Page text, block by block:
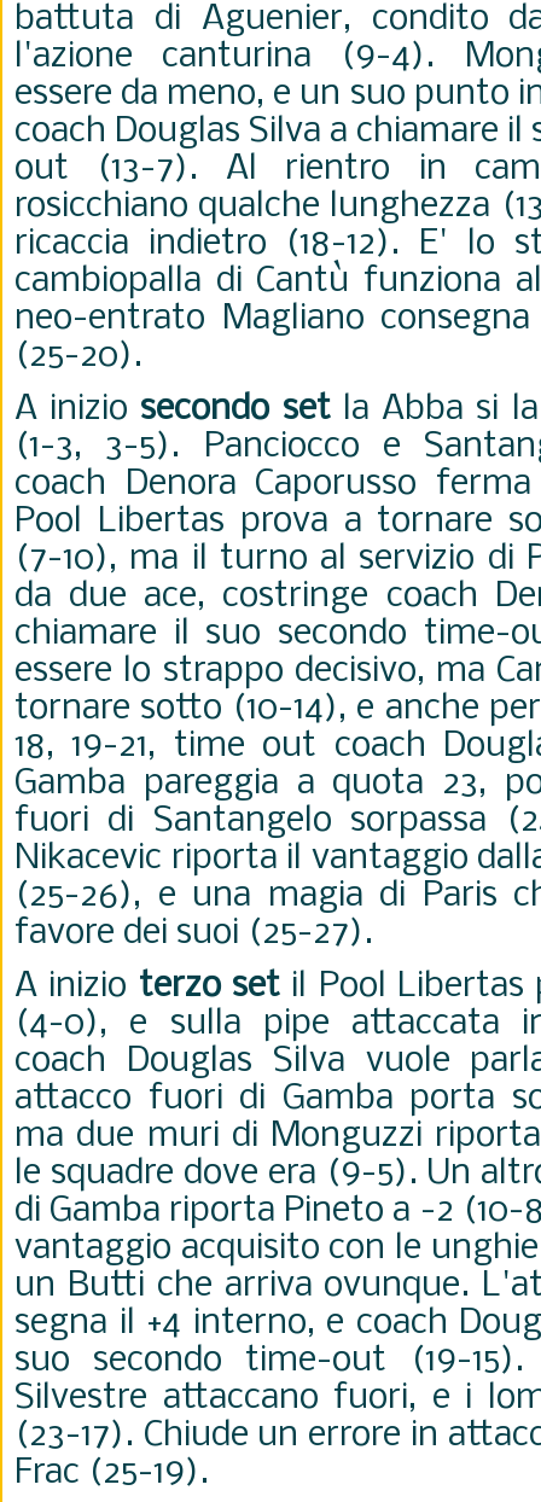
battuta di Aguenier, condito
l'azione canturina (9-4).
essere da meno, e un suo punto
coach Douglas Silva a chiamare
out (13-7). Al rientro in
rosicchiano qualche lunghezza
ricaccia indietro (18-12). E' lo
cambiopalla di Cantù funziona
neo-entrato Magliano
(25-20).
A inizio secondo setla Abba si
(1-3, 3-5). Panciocco e
coach Denora Caporusso
Pool Libertas prova a tornare
(7-10), ma il turno al servizio di
da due ace, costringe coach
chiamare il suo secondo time-
essere lo strappo decisivo, ma
tornare sotto (10-14), e anche
18, 19-21, time out coach
Gamba pareggia a quota 23,
fuori di Santangelo sorpassa
Nikacevic riporta il vantaggio
(25-26), e una magia di Paris
favore dei suoi (25-27).
A inizio terzo set il Pool
(4-0), e sulla pipe attaccata
coach Douglas Silva vuole
attacco fuori di Gamba porta
ma due muri di Monguzzi
le squadre dove era (9-5). Un
di Gamba riporta Pineto a -2 (10-
vantaggio acquisito con le
un Butti che arriva ovunque.
segna il +4 interno, e coach
suo secondo time-out (19-
Silvestre attaccano fuori, e i
(23-17). Chiude un errore in
Frac (25-19).